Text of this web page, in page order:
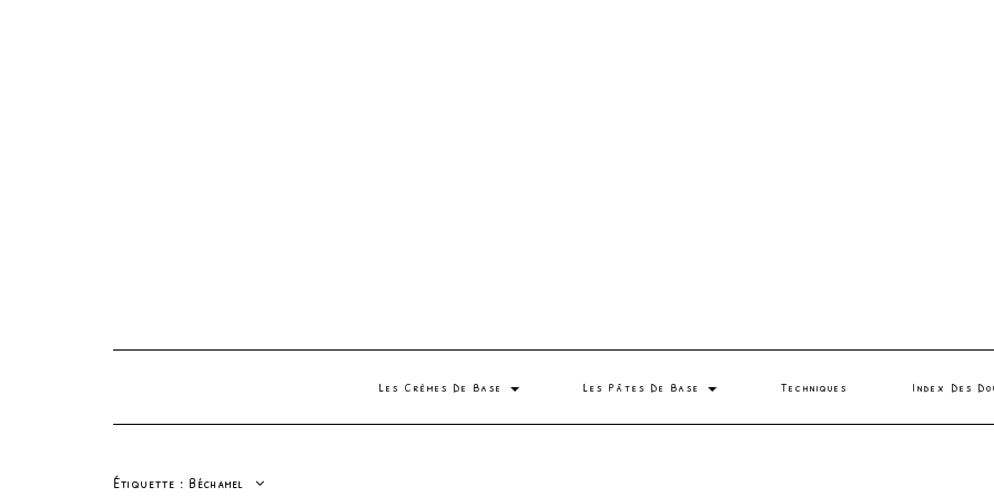
Les Crèmes De Base Les Pâtes De Base Techniques Index Des
Étiquette : Béchamel